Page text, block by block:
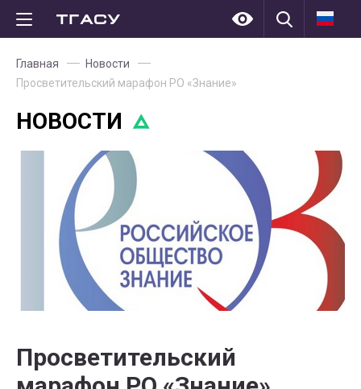
Главная
Новости
Просветительский марафон РО «Знание»
НОВОСТИ
Просветительский